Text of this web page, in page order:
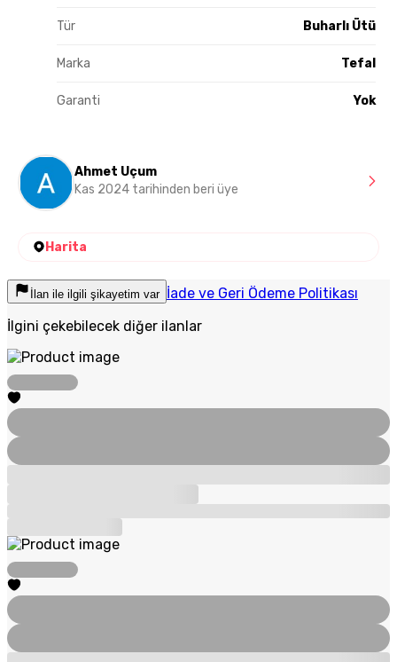
Tür Buharlı Ütü
Marka Tefal
Garanti Yok
Ahmet Uçum
Kas 2024 tarihinden beri üye
Harita
İlan ile ilgili şikayetim var İade ve Geri Ödeme Politikası
İlgini çekebilecek diğer ilanlar